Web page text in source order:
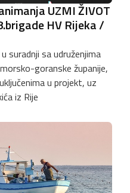
UZMI ŽIVOT
HV Rijeka /
suradnji sa udruženjima
goranske županije,
u projekt, uz
iz Rije